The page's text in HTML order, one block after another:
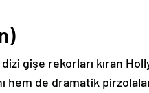
gişe rekorları kıran
hem de dramatik